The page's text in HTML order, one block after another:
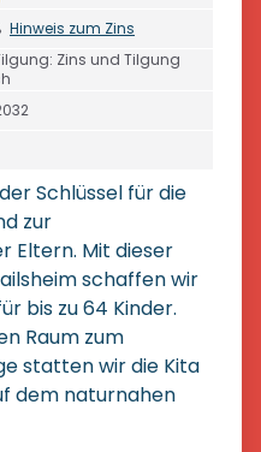
Hinweis zum Zins
Zins und Tilgung
Schlüssel für die
zur
Eltern. Mit dieser
schaffen wir
bis zu 64 Kinder.
Raum zum
statten wir die Kita
dem naturnahen